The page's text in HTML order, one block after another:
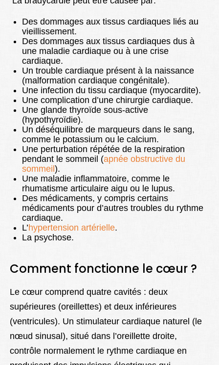
Des dommages aux tissus cardiaques liés au
vieillissement.
Des dommages aux tissus cardiaques dus à
une maladie cardiaque ou à une crise
cardiaque.
Un trouble cardiaque présent à la naissance
(malformation cardiaque congénitale).
Une infection du tissu cardiaque (myocardite).
Une complication d’une chirurgie cardiaque.
Une glande thyroïde sous-active
(hypothyroïdie).
Un déséquilibre de marqueurs dans le sang,
comme le potassium ou le calcium.
Une perturbation répétée de la respiration
pendant le sommeil (apnée obstructive du
sommeil ).
Une maladie inflammatoire, comme le
rhumatisme articulaire aigu ou le lupus.
Des médicaments, y compris certains
médicaments pour d’autres troubles du rythme
cardiaque.
L’hypertension artérielle.
La psychose.
Comment fonctionne le cœur ?
Le cœur comprend quatre cavités : deux
supérieures (oreillettes) et deux inférieures
(ventricules). Un stimulateur cardiaque naturel (le
nœud sinusal), situé dans l’oreillette droite,
contrôle normalement le rythme cardiaque en